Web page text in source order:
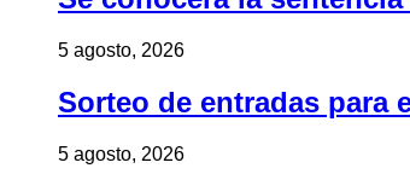
5 agosto, 2026
Sorteo de entradas para
5 agosto, 2026